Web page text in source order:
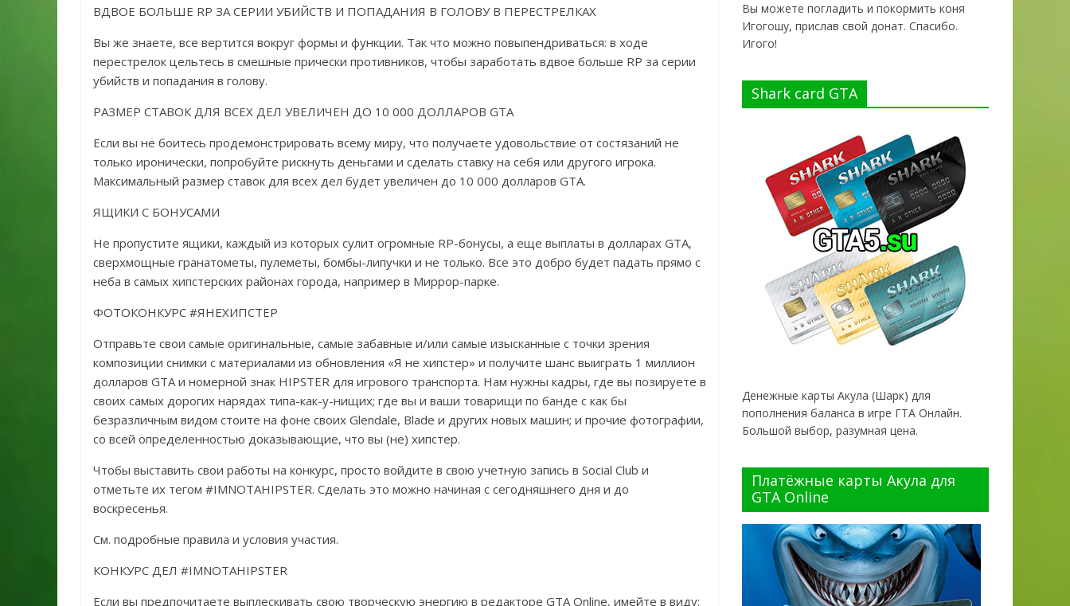
ВДВОЕ БОЛЬШЕ RP ЗА СЕРИИ УБИЙСТВ И ПОПАДАНИЯ В ГОЛОВУ В ПЕРЕСТРЕЛКАХ
Вы же знаете, все вертится вокруг формы и функции. Так что можно повыпендриваться: в ходе
перестрелок цельтесь в смешные прически противников, чтобы заработать вдвое больше RP за серии
убийств и попадания в голову.
РАЗМЕР СТАВОК ДЛЯ ВСЕХ ДЕЛ УВЕЛИЧЕН ДО 10 000 ДОЛЛАРОВ GTA
Если вы не боитесь продемонстрировать всему миру, что получаете удовольствие от состязаний не
только иронически, попробуйте рискнуть деньгами и сделать ставку на себя или другого игрока.
Максимальный размер ставок для всех дел будет увеличен до 10 000 долларов GTA.
ЯЩИКИ С БОНУСАМИ
Не пропустите ящики, каждый из которых сулит огромные RP-бонусы, а еще выплаты в долларах GTA,
сверхмощные гранатометы, пулеметы, бомбы-липучки и не только. Все это добро будет падать прямо с
неба в самых хипстерских районах города, например в Миррор-парке.
ФОТОКОНКУРС #ЯНЕХИПСТЕР
Отправьте свои самые оригинальные, самые забавные и/или самые изысканные с точки зрения
композиции снимки с материалами из обновления «Я не хипстер» и получите шанс выиграть 1 миллион
долларов GTA и номерной знак HIPSTER для игрового транспорта. Нам нужны кадры, где вы позируете в
своих самых дорогих нарядах типа-как-у-нищих; где вы и ваши товарищи по банде с как бы
безразличным видом стоите на фоне своих Glendale, Blade и других новых машин; и прочие фотографии,
со всей определенностью доказывающие, что вы (не) хипстер.
Чтобы выставить свои работы на конкурс, просто войдите в свою учетную запись в Social Club и
отметьте их тегом #IMNOTAHIPSTER. Сделать это можно начиная с сегодняшнего дня и до
воскресенья.
См. подробные правила и условия участия.
КОНКУРС ДЕЛ #IMNOTAHIPSTER
Если вы предпочитаете выплескивать свою творческую энергию в редакторе GTA Online, имейте в виду:
Вы можете погладить и покормить коня
Игогошу, прислав свой донат. Спасибо.
Игого!
Shark card GTA
Денежные карты Акула (Шарк) для
пополнения баланса в игре ГТА Онлайн.
Большой выбор, разумная цена.
Платёжные карты Акула для
GTA Online